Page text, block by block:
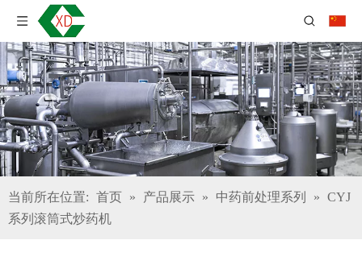
当前所在位置: 首页 » 产品展示 » 中药前处理系列 » CYJ
系列滚筒式炒药机